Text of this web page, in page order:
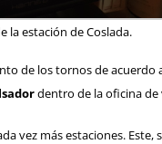
la estación de Coslada.
de los tornos de
dentro de la oficina de
vez más estaciones. Este,